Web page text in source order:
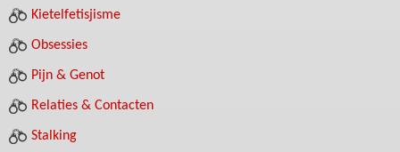
Kietelfetisjisme
Obsessies
Pijn & Genot
Relaties & Contacten
Stalking